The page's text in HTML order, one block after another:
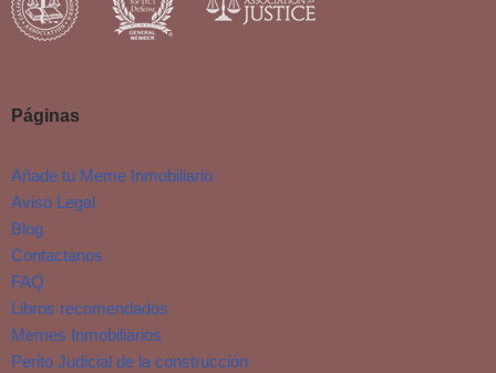
Páginas
Añade tu Meme Inmobiliario
Aviso Legal
Blog
Contactanos
FAQ
Libros recomendados
Memes Inmobiliarios
Perito Judicial de la construcción